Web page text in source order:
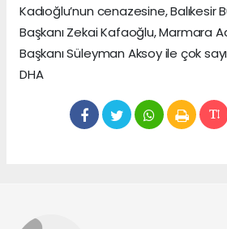
Kadıoğlu’nun cenazesine, Balıkesir
Başkanı Zekai Kafaoğlu, Marmara
Başkanı Süleyman Aksoy ile çok
DHA